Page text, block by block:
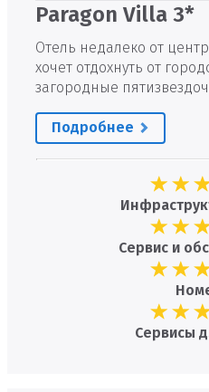
Paragon Villa 3*
Отель недалеко от
хочет отдохнуть от
загородные
Подробнее
Сервис и
Сервисы